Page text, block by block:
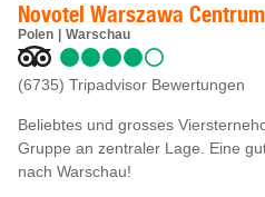
Novotel Warszawa Centrum
Polen Warschau
(6735) Tripadvisor Bewertungen
Beliebtes und grosses
Gruppe an zentraler Lage. Eine
nach Warschau!